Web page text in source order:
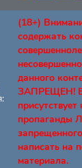
(18+)
содержать
данного
ЗАПРЕЩЕН!
присутствует
пропаганды
написать на
материала.